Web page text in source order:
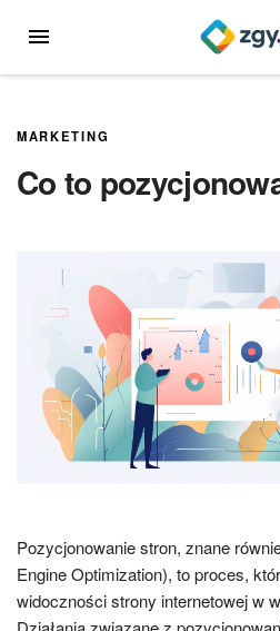
MENU
MARKETING
Co to
Pozycjonowanie stron, znane
Engine Optimization), to proces,
widoczności strony internetowej w